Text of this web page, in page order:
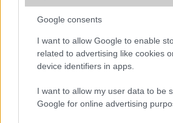
Google consents
I want to allow Google to enable
related to advertising like cookies
device identifiers in apps.
I want to allow my user data to be
Google for online advertising
TELEFONOK GYORSLISTA